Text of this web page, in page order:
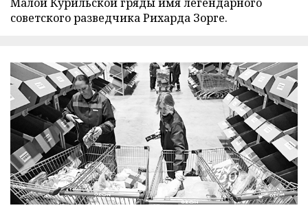
советского разведчика Рихарда Зорге.